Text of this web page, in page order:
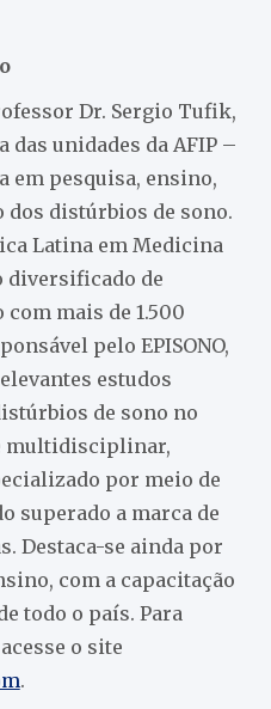
Dr. Sergio Tufik,
das unidades da AFIP –
em pesquisa, ensino,
distúrbios de sono.
Latina em Medicina
diversificado de
mais de 1.500
pelo EPISONO,
estudos
de sono no
multidisciplinar,
por meio de
superado a marca de
Destaca-se ainda por
com a capacitação
todo o país. Para
o site
.